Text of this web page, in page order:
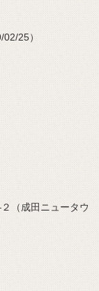
25）
（成田ニュータウ